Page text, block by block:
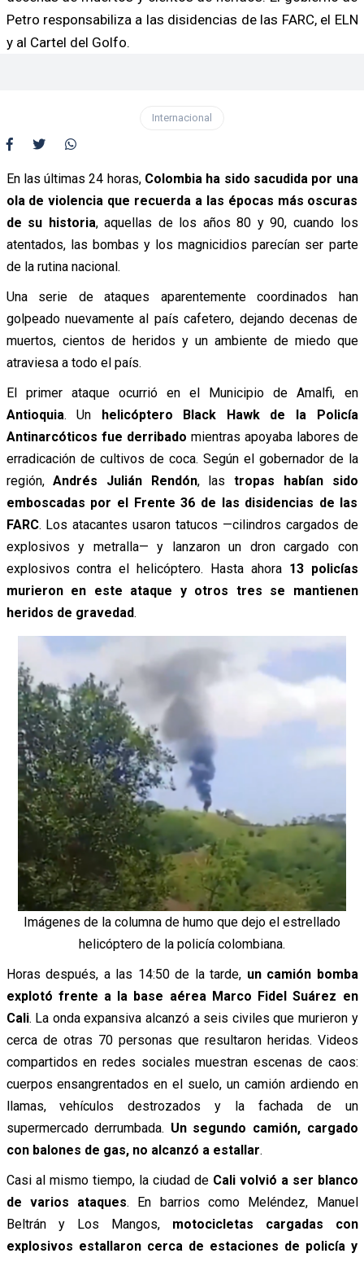
Petro responsabiliza a las disidencias de las FARC, el ELN
y al Cartel del Golfo.
Internacional
En las últimas 24 horas, Colombia ha sido sacudida por una
ola de violencia que recuerda a las épocas más oscuras
de su historia, aquellas de los años 80 y 90, cuando los
atentados, las bombas y los magnicidios parecían ser parte
de la rutina nacional.
Una serie de ataques aparentemente coordinados han
golpeado nuevamente al país cafetero, dejando decenas de
muertos, cientos de heridos y un ambiente de miedo que
atraviesa a todo el país.
El primer ataque ocurrió en el Municipio de Amalfi, en
Antioquia. Un helicóptero Black Hawk de la Policía
Antinarcóticos fue derribado mientras apoyaba labores de
erradicación de cultivos de coca. Según el gobernador de la
región,Andrés Julián Rendón, las tropas habían sido
emboscadas por el Frente 36 de las disidencias de las
FARC. Los atacantes usaron tatucos —cilindros cargados de
explosivos y metralla— y lanzaron un dron cargado con
explosivos contra el helicóptero. Hasta ahora13 policías
murieron en este ataque y otros tres se mantienen
heridos de gravedad.
Imágenes de la columna de humo que dejo el estrellado
helicóptero de la policía colombiana.
Horas después, a las 14:50 de la tarde, un camión bomba
explotó frente a la base aérea Marco Fidel Suárez en
Cali. La onda expansiva alcanzó a seis civiles que murieron y
cerca de otras 70 personas que resultaron heridas. Videos
compartidos en redes sociales muestran escenas de caos:
cuerpos ensangrentados en el suelo, un camión ardiendo en
llamas, vehículos destrozados y la fachada de un
supermercado derrumbada. Un segundo camión, cargado
con balones de gas, no alcanzó a estallar.
Casi al mismo tiempo, la ciudad deCali volvió a ser blanco
de varios ataques. En barrios como Meléndez, Manuel
Beltrán y Los Mangos, motocicletas cargadas con
explosivos estallaron cerca de estaciones de policía y